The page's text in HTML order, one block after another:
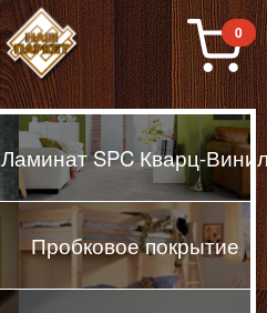
Паркет, Штучный
0
Ламинат SPC Кварц-
Пробковое покрытие